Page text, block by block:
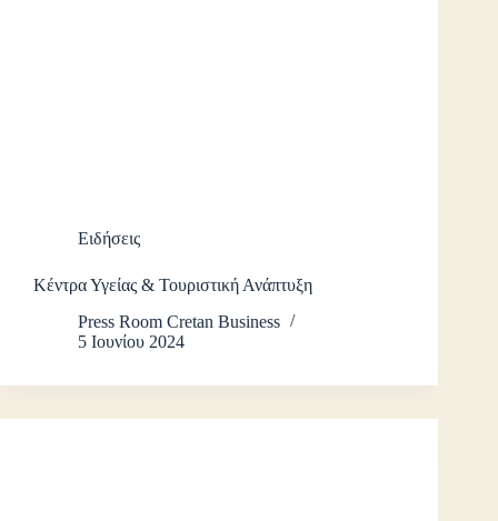
Ειδήσεις
Κέντρα Υγείας & Τουριστική Ανάπτυξη
Press Room Cretan Business
5 Ιουνίου 2024